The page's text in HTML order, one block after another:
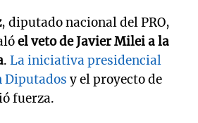
, diputado nacional del PRO,
el veto de Javier Milei a la
. La iniciativa presidencial
Diputados y el proyecto de
fuerza.